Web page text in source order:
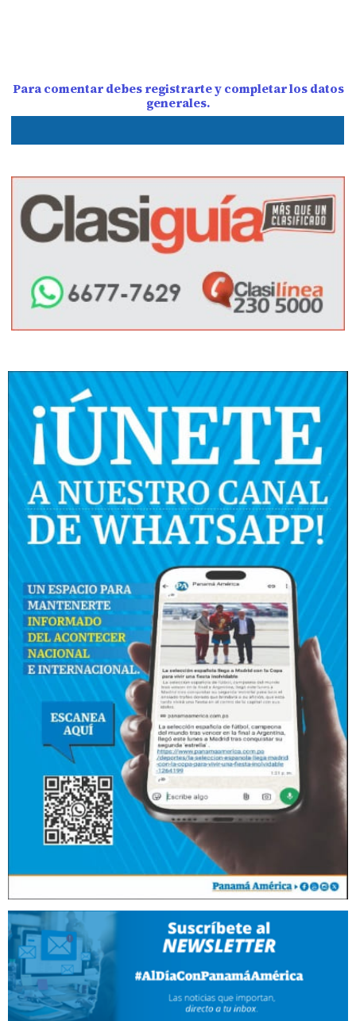
Para comentar debes registrarte y completar los datos
generales.